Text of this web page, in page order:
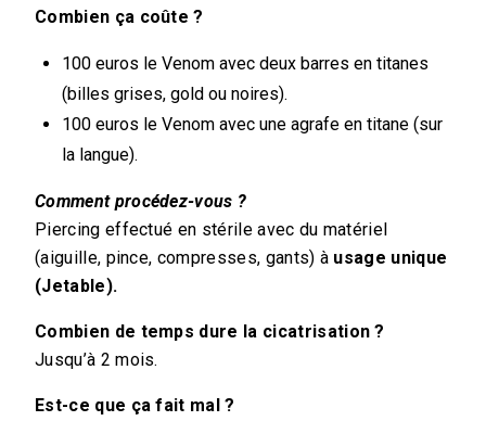
Combien ça coûte ?
100 euros le Venom avec deux barres en titanes
(billes grises, gold ou noires).
100 euros le Venom avec une agrafe en titane (sur
la langue).
Comment procédez-vous ?
Piercing effectué en stérile avec du matériel
(aiguille, pince, compresses, gants) à usage unique
(Jetable).
Combien de temps dure la cicatrisation ?
Jusqu’à 2 mois.
Est-ce que ça fait mal ?